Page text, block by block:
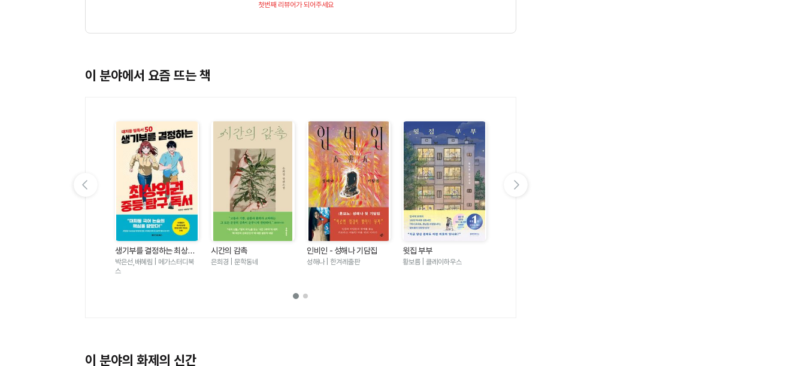
첫번째 리뷰어가 되어주세요
이 분야에서 요즘 뜨는 책
생기부를 결정하는 최상위
권 중등 탐구 독서 - 대치동
필독서 50
박은선,배혜림 | 메가스터디북
스
시간의 감촉
은희경 | 문학동네
인비인 - 성해나 기담집
성해나 | 한겨레출판
윗집 부부
황보름 | 클레이하우스
이 분야의 화제의 신간